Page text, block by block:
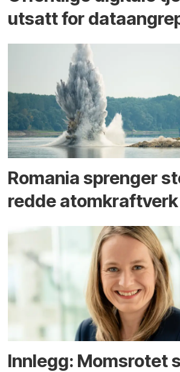
utsatt for
Romania sprenger
redde atomkraftverk
Innlegg: Moms­rotet